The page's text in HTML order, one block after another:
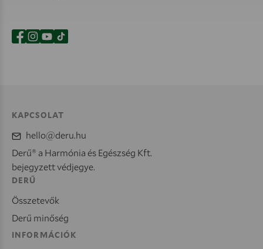
KAPCSOLAT
hello@deru.hu
Derű® a Harmónia és Egészség Kft.
bejegyzett védjegye.
DERŰ
Összetevők
Derű minőség
INFORMÁCIÓK